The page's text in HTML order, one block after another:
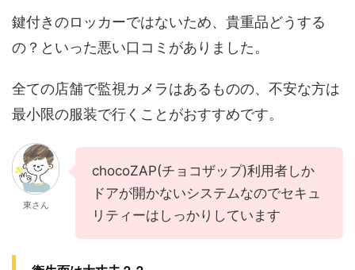
鍵付きのロッカーではないため、貴重品どうする
の？といった悪い口コミがありました。
全ての店舗で監視カメラはあるものの、不安な方は
最小限の服装で行くことがおすすめです。
東さん
chocoZAP(チョコザップ)利用者しか
ドアが開かないシステムなのでセキュ
リティーはしっかりしています